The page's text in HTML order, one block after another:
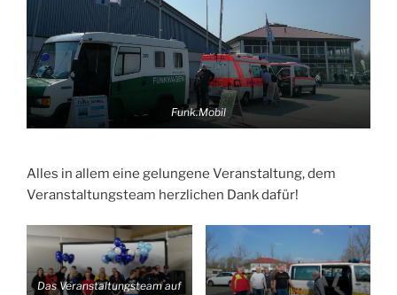
Funk.Mobil
Alles in allem eine gelungene Veranstaltung, dem
Veranstaltungsteam herzlichen Dank dafür!
Das Veranstaltungsteam auf